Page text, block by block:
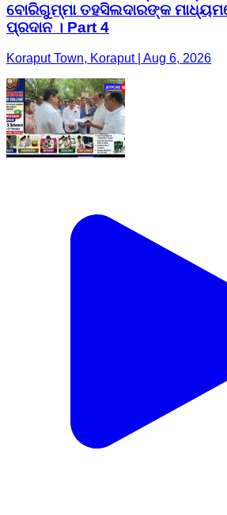
ବୋରିଗୁମ୍ମା ତହସିଲଦାରଙ୍କ
ପ୍ରଦାନ । Part 4
Koraput Town, Koraput | Aug 6, 2026